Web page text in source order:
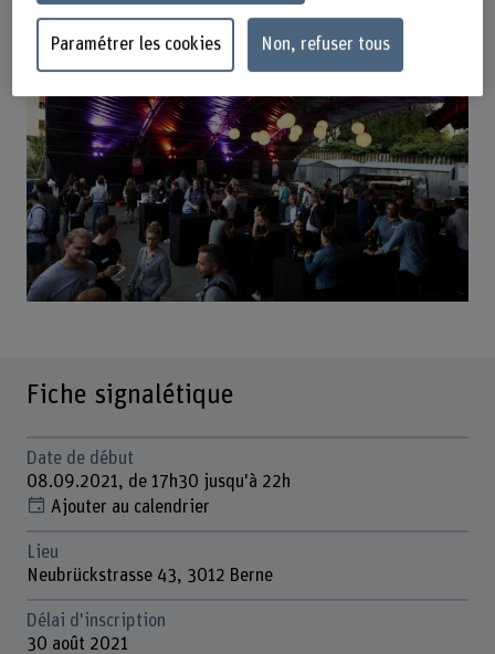
qualité et a invité les personnes présentes à profiter de la
soirée pour échanger et se rencontrer personnellement.
Fiche signalétique
Date de début
08.09.2021, de 17h30 jusqu'à 22h
Ajouter au calendrier
Lieu
Neubrückstrasse 43, 3012 Berne
Délai d'inscription
30 août 2021
Paramétrer les cookies Non, refuser tous